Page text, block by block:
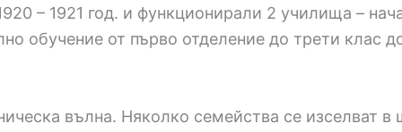
– 1921 год. и функционирали 2 училища –
обучение от първо отделение до трети клас
вълна. Няколко семейства се изселват в